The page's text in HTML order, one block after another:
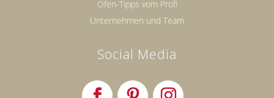
Ofen-Tipps vom Profi
Unternehmen und Team
Social Media